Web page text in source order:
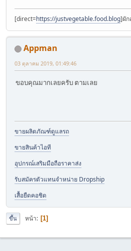
[direct=https://justvegetable.food.blog]ผั
Appman
03 ตุลาคม 2019, 01:49:46
ขอบคุณมากเลยครับ ตามเลย
ขายผลิตภัณฑ์ดูแลรถ
ขายสินค้าไอที
อุปกรณ์เสริมมือถือราคาส่ง
รับสมัครตัวแทนจำหน่าย Dropship
เสื้อยืดคอชิด
ขึ้น หน้า 1